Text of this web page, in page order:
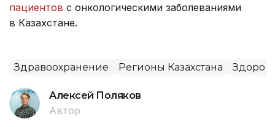
пациентов с онкологическими заболеваниями
в Казахстане.
Здравоохранение Регионы Казахстана
Алексей Поляков
Автор